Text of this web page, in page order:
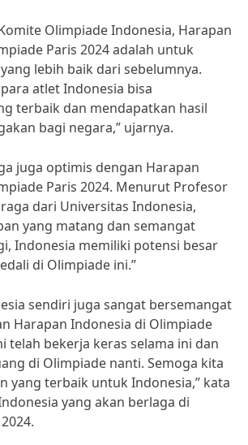
Olimpiade Indonesia, Harapan
Paris 2024 adalah untuk
lebih baik dari sebelumnya.
atlet Indonesia bisa
terbaik dan mendapatkan hasil
bagi negara,” ujarnya.
juga optimis dengan Harapan
Paris 2024. Menurut Profesor
dari Universitas Indonesia,
yang matang dan semangat
Indonesia memiliki potensi besar
di Olimpiade ini.”
sendiri juga sangat bersemangat
Harapan Indonesia di Olimpiade
telah bekerja keras selama ini dan
di Olimpiade nanti. Semoga kita
yang terbaik untuk Indonesia,” kata
yang akan berlaga di